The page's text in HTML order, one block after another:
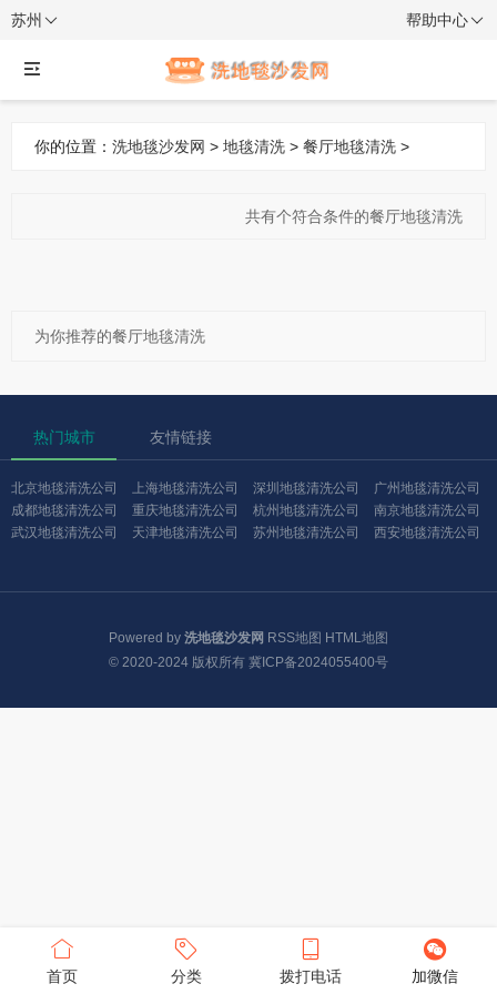
苏州 帮助中心
你的位置： 洗地毯沙发网 > 地毯清洗 > 餐厅地毯清洗 >
共有个符合条件的餐厅地毯清洗
为你推荐的餐厅地毯清洗
热门城市 友情链接
北京地毯清洗公司 上海地毯清洗公司 深圳地毯清洗公司
广州地毯清洗公司
成都地毯清洗公司
重庆地毯清洗公司 杭州地毯清洗公司
南京地毯清洗公司
武汉地毯清洗公司
天津地毯清洗公司 苏州地毯清洗公司 西安地毯清洗公司
Powered by 洗地毯沙发网 RSS地图 HTML地图
© 2020-2024 版权所有 冀ICP备2024055400号
首页 分类 拨打电话 加微信